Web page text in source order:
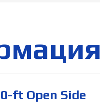
ft Open Side